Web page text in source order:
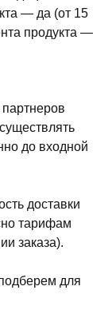
— да (от 15
продукта —
до входной
доставки
тарифам
заказа).
для